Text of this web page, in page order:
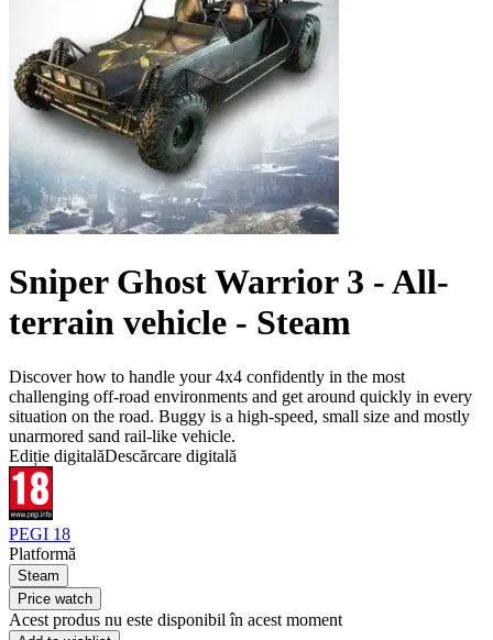
Sniper Ghost Warrior 3 - All-
terrain vehicle - Steam
Discover how to handle your 4x4 confidently in the most
challenging off-road environments and get around quickly in every
situation on the road. Buggy is a high-speed, small size and mostly
unarmored sand rail-like vehicle.
Ediție digitalăDescărcare digitală
PEGI 18
Platformă
Steam
Price watch
Acest produs nu este disponibil în acest moment